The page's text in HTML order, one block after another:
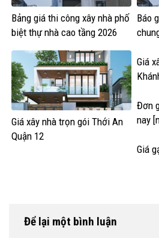
Bảng giá thi công xây nhà phố
biệt thự nhà cao tầng 2026
Báo
Giá xây nhà trọn gói Thới An
Quận 12
Giá
Đơn
nay
Giá
Để lại một bình luận